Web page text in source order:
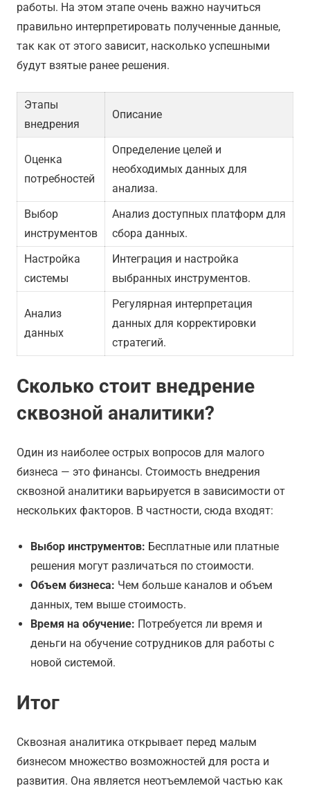
работы. На этом этапе очень важно научиться
правильно интерпретировать полученные данные,
так как от этого зависит, насколько успешными
будут взятые ранее решения.
Этапы
внедрения
Описание
Оценка
потребностей
Определение целей и
необходимых данных для
анализа.
Выбор
инструментов
Анализ доступных платформ для
сбора данных.
Настройка
системы
Интеграция и настройка
выбранных инструментов.
Анализ
данных
Регулярная интерпретация
данных для корректировки
стратегий.
Сколько стоит внедрение
сквозной аналитики?
Один из наиболее острых вопросов для малого
бизнеса — это финансы. Стоимость внедрения
сквозной аналитики варьируется в зависимости от
нескольких факторов. В частности, сюда входят:
Выбор инструментов: Бесплатные или платные
решения могут различаться по стоимости.
Объем бизнеса: Чем больше каналов и объем
данных, тем выше стоимость.
Время на обучение: Потребуется ли время и
деньги на обучение сотрудников для работы с
новой системой.
Итог
Сквозная аналитика открывает перед малым
бизнесом множество возможностей для роста и
развития. Она является неотъемлемой частью как